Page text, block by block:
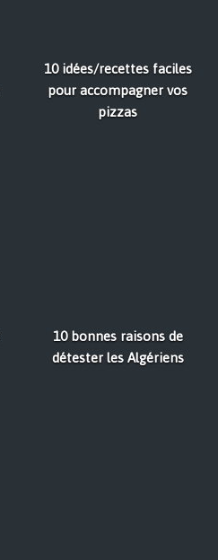
10 idées/recettes faciles
pour accompagner vos
pizzas
10 bonnes raisons de
détester les Algériens